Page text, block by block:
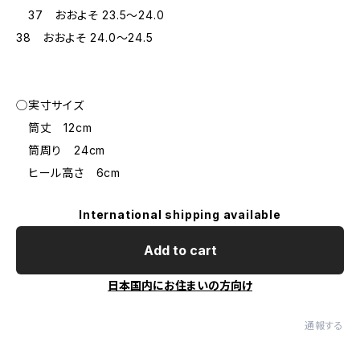
37 おおよそ 23.5～24.0
38 おおよそ 24.0～24.5
◯実寸サイズ
筒丈 12cm
筒周り 24cm
ヒール高さ 6cm
International shipping available
Add to cart
日本国内にお住まいの方向け
通報する